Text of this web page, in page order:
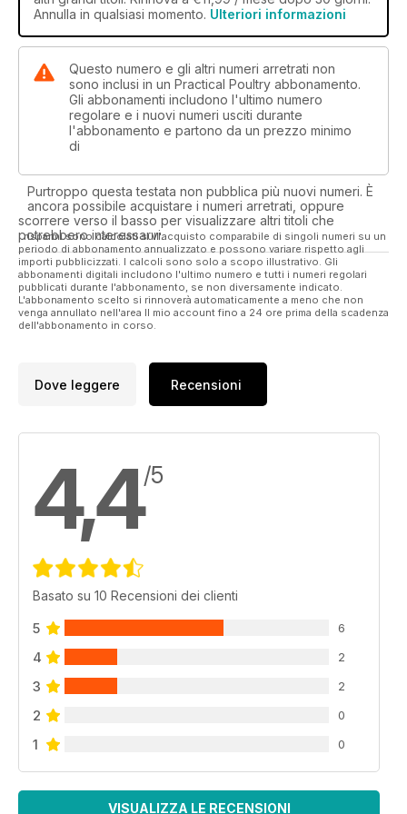
Annulla in qualsiasi momento. Ulteriori informazioni
Questo numero e gli altri numeri arretrati non
sono inclusi in un Practical Poultry abbonamento.
Gli abbonamenti includono l'ultimo numero
regolare e i nuovi numeri usciti durante
l'abbonamento e partono da un prezzo minimo
di
Purtroppo questa testata non pubblica più nuovi numeri. È
ancora possibile acquistare i numeri arretrati, oppure
scorrere verso il basso per visualizzare altri titoli che
potrebbero interessarvi.
I risparmi sono calcolati sull'acquisto comparabile di singoli numeri su un
periodo di abbonamento annualizzato e possono variare rispetto agli
importi pubblicizzati. I calcoli sono solo a scopo illustrativo. Gli
abbonamenti digitali includono l'ultimo numero e tutti i numeri regolari
pubblicati durante l'abbonamento, se non diversamente indicato.
L'abbonamento scelto si rinnoverà automaticamente a meno che non
venga annullato nell'area Il mio account fino a 24 ore prima della scadenza
dell'abbonamento in corso.
Dove leggere Recensioni
4,4/5
Basato su 10 Recensioni dei clienti
5 6
4 2
3 2
2 0
1 0
VISUALIZZA LE RECENSIONI